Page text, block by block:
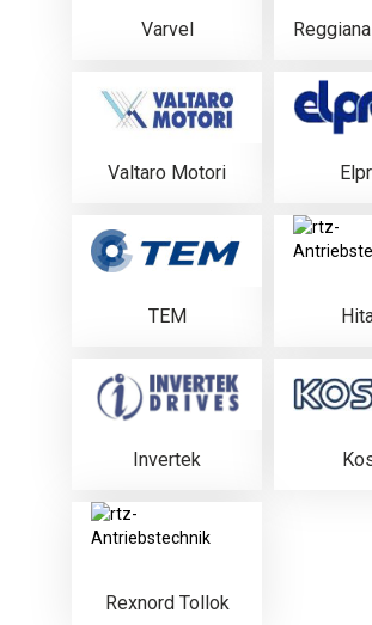
Varvel
Valtaro Motori
TEM
Invertek
Rexnord Tollok